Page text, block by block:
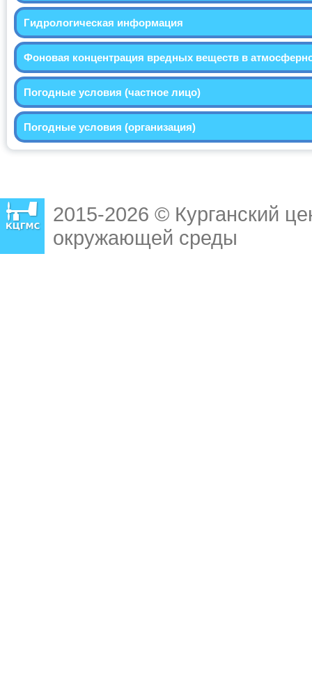
Гидрологическая информация
Фоновая концентрация вредных веществ в
Погодные условия (частное лицо)
Погодные условия (организация)
2015-2026 © Курганский
окружающей среды